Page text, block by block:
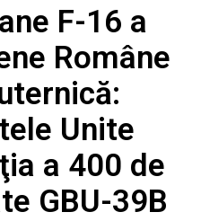
F-16 a
Române
Unite
a 400 de
GBU-39B